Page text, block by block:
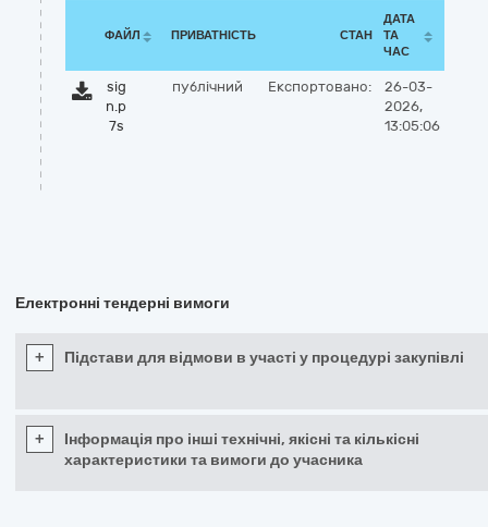
ФАЙЛ ПРИВАТНІСТЬ СТАН
ДАТА
ТА
ЧАС
sig
n.p
7s
публічний Експортовано:
26-03-
2026,
13:05:06
Електронні тендерні вимоги
+ Підстави для відмови в участі у процедурі закупівлі
+
Інформація про інші технічні, якісні та кількісні
характеристики та вимоги до учасника